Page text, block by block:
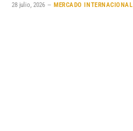
28 julio, 2026 MERCADO INTERNACIONAL